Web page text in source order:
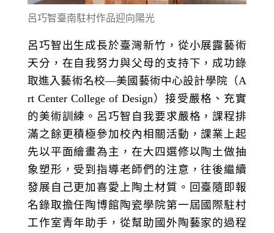
呂巧智臺南駐村作品迎向陽光
呂巧智出生成長於臺灣新竹，從小展露藝術
天分，在自我努力與父母的支持下，成功錄
取進入藝術名校—美國藝術中心設計學院（A
rt Center College of Design）接受嚴格、充實
的美術訓練。呂巧智自我要求嚴格，課程排
滿之餘更積極參加校內相關活動，課業上起
先以平面繪畫為主，在大四選修以陶土做抽
象塑形，受到指導老師們的注意，往後繼續
發展自己更加喜愛上陶土材質。回臺隨即報
名錄取擔任陶博館陶瓷學院第一屆國際駐村
工作室青年助手，從幫助國外陶藝家的過程